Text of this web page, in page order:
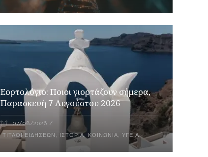
Εορτολόγιο: Ποιοι γιορτάζουν σήμερα,
Παρασκευή 7 Αυγούστου 2026
07/08/2026
ΤΊΤΛΟΙ ΕΙΔΉΣΕΩΝ , ΙΣΤΟΡΊΑ, ΚΟΙΝΩΝΊΑ,ΥΓΕΊΑ